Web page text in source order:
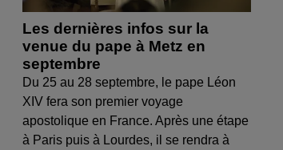
Les dernières infos sur la
venue du pape à Metz en
septembre
Du 25 au 28 septembre, le pape Léon
XIV fera son premier voyage
apostolique en France. Après une étape
à Paris puis à Lourdes, il se rendra à